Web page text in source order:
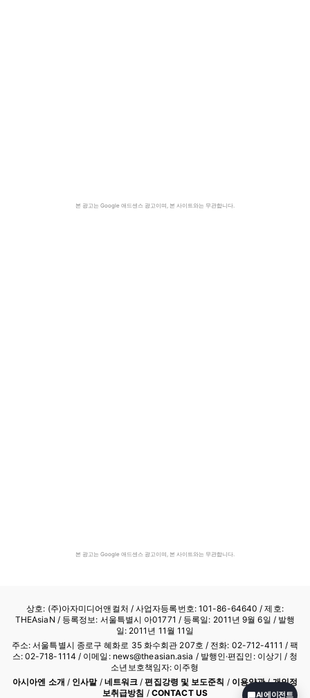
본 광고는 Google 애드센스 광고이며, 본 사이트와는 무관합니다.
본 광고는 Google 애드센스 광고이며, 본 사이트와는 무관합니다.
상호: (주)아자미디어앤컬처 /사업자등록번호: 101-86-64640 / 제호:
THEAsiaN / 등록정보: 서울특별시 아01771 / 등록일: 2011년 9월 6일 / 발행
일: 2011년 11월 11일
주소: 서울특별시 종로구 혜화로 35 화수회관 207호 / 전화: 02-712-4111 / 팩
스: 02-718-1114 / 이메일: news@theasian.asia / 발행인·편집인: 이상기 / 청
소년보호책임자: 이주형
아시아엔 소개 / 인사말/ 네트워크 /편집강령 및 보도준칙 / 이용약관/개인정
보취급방침 / CONTACT US AI 에이전트